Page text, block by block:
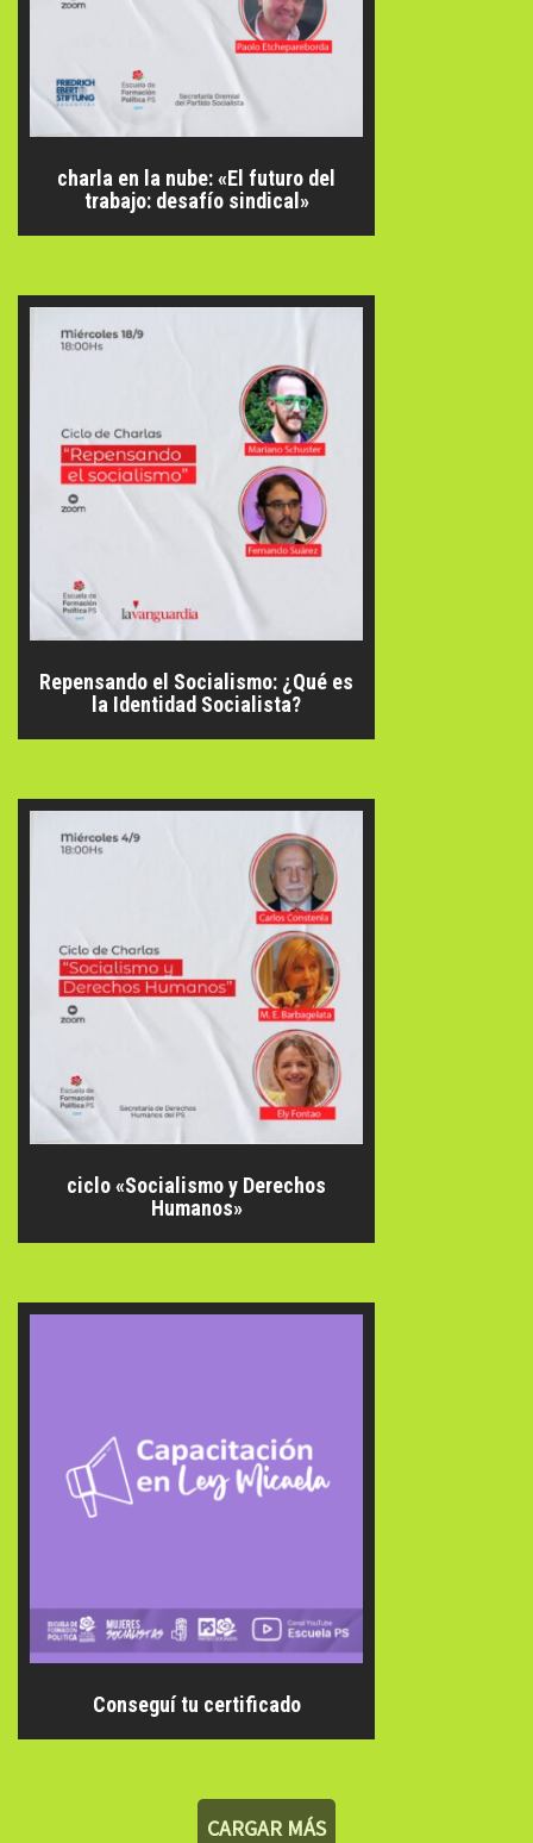
charla en la nube: «El futuro del
trabajo: desafío sindical»
Repensando el Socialismo: ¿Qué es
la Identidad Socialista?
ciclo «Socialismo y Derechos
Humanos»
Conseguí tu certificado
CARGAR MÁS